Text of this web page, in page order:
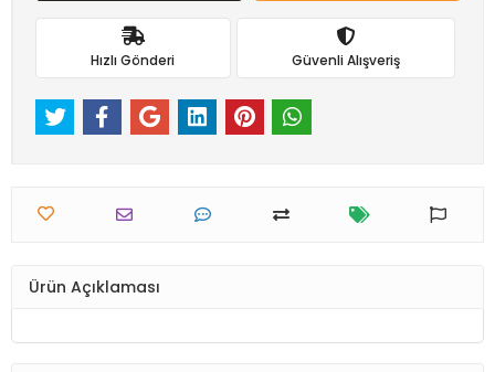
Hızlı Gönderi Güvenli Alışveriş
Ürün Açıklaması